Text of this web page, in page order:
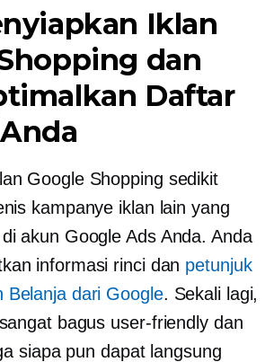
Iklan
dan
Daftar
Google Shopping sedikit
kampanye iklan lain yang
akun Google Ads Anda. Anda
informasi rinci dan petunjuk
Belanja dari Google. Sekali lagi,
bagus user-friendlydan
siapa pun dapat langsung